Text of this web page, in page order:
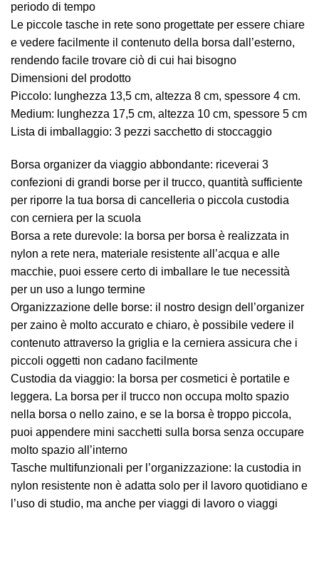
periodo di tempo
Le piccole tasche in rete sono progettate per essere chiare
e vedere facilmente il contenuto della borsa dall’esterno,
rendendo facile trovare ciò di cui hai bisogno
Dimensioni del prodotto
Piccolo: lunghezza 13,5 cm, altezza 8 cm, spessore 4 cm.
Medium: lunghezza 17,5 cm, altezza 10 cm, spessore 5 cm
Lista di imballaggio: 3 pezzi sacchetto di stoccaggio
Borsa organizer da viaggio abbondante: riceverai 3
confezioni di grandi borse per il trucco, quantità sufficiente
per riporre la tua borsa di cancelleria o piccola custodia
con cerniera per la scuola
Borsa a rete durevole: la borsa per borsa è realizzata in
nylon a rete nera, materiale resistente all’acqua e alle
macchie, puoi essere certo di imballare le tue necessità
per un uso a lungo termine
Organizzazione delle borse: il nostro design dell’organizer
per zaino è molto accurato e chiaro, è possibile vedere il
contenuto attraverso la griglia e la cerniera assicura che i
piccoli oggetti non cadano facilmente
Custodia da viaggio: la borsa per cosmetici è portatile e
leggera. La borsa per il trucco non occupa molto spazio
nella borsa o nello zaino, e se la borsa è troppo piccola,
puoi appendere mini sacchetti sulla borsa senza occupare
molto spazio all’interno
Tasche multifunzionali per l’organizzazione: la custodia in
nylon resistente non è adatta solo per il lavoro quotidiano e
l’uso di studio, ma anche per viaggi di lavoro o viaggi